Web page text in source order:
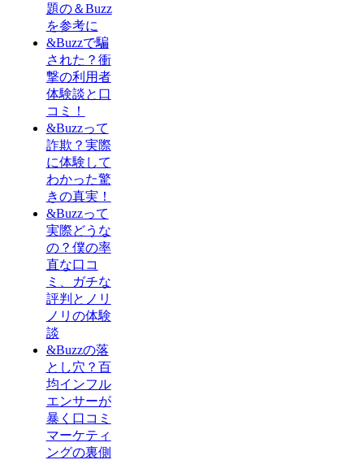
題の＆Buzz
を参考に
&Buzzで騙
された？衝
撃の利用者
体験談と口
コミ！
&Buzzって
詐欺？実際
に体験して
わかった驚
きの真実！
&Buzzって
実際どうな
の？僕の率
直な口コ
ミ、ガチな
評判とノリ
ノリの体験
談
&Buzzの落
とし穴？百
均インフル
エンサーが
暴く口コミ
マーケティ
ングの裏側